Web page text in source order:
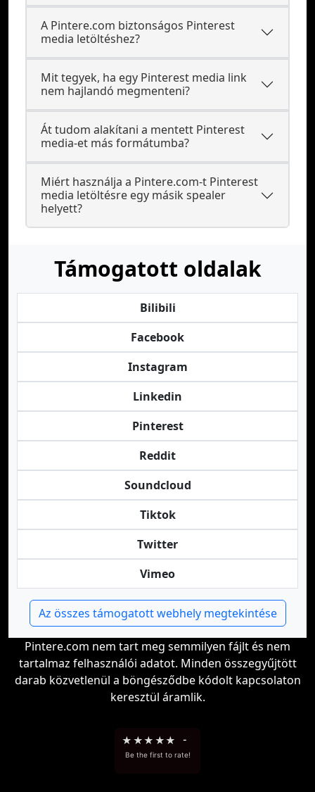
A Pintere.com biztonságos Pinterest
media letöltéshez?
Mit tegyek, ha egy Pinterest media link
nem hajlandó megmenteni?
Át tudom alakítani a mentett Pinterest
media-et más formátumba?
Miért használja a Pintere.com-t Pinterest
media letöltésre egy másik spealer
helyett?
Támogatott oldalak
Bilibili
Facebook
Instagram
Linkedin
Pinterest
Reddit
Soundcloud
Tiktok
Twitter
Vimeo
Az összes támogatott webhely megtekintése
Pintere.com nem tart meg semmilyen fájlt és nem
tartalmaz felhasználói adatot. Minden összegyűjtött
darab közvetlenül a böngésződbe kódolt kapcsolaton
keresztül áramlik.
★ ★★ ★★ -
Be the first to rate!